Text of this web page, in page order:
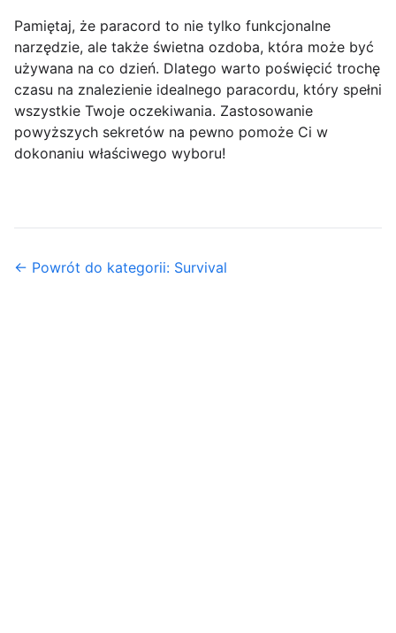
Pamiętaj, że paracord to nie tylko funkcjonalne
narzędzie, ale także świetna ozdoba, która może być
używana na co dzień. Dlatego warto poświęcić trochę
czasu na znalezienie idealnego paracordu, który spełni
wszystkie Twoje oczekiwania. Zastosowanie
powyższych sekretów na pewno pomoże Ci w
dokonaniu właściwego wyboru!
← Powrót do kategorii: Survival